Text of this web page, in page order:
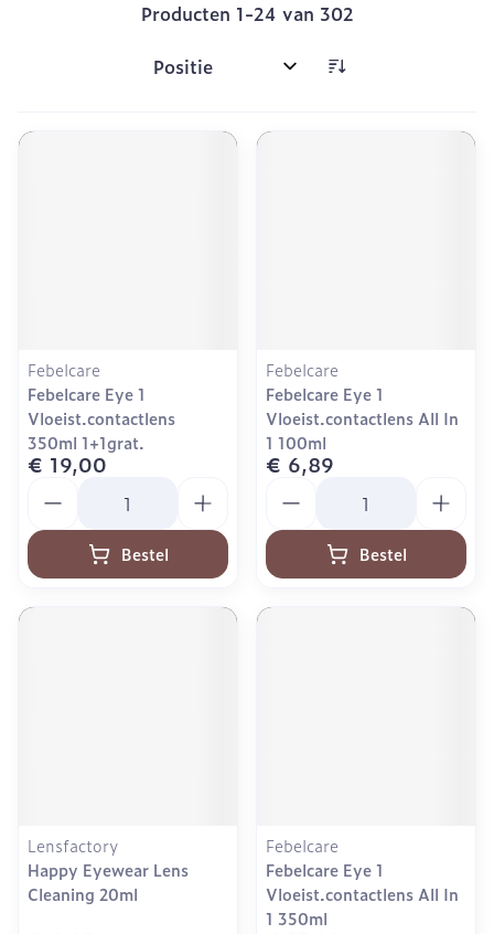
Producten 1-24 van 302
Sorteer op:
Febelcare
Febelcare Eye 1
Vloeist.contactlens
350ml 1+1grat.
€ 19,00
Bestel
Febelcare
Febelcare Eye 1
Vloeist.contactlens All In
1 100ml
€ 6,89
Bestel
Lensfactory
Happy Eyewear Lens
Cleaning 20ml
Febelcare
Febelcare Eye 1
Vloeist.contactlens All In
1 350ml